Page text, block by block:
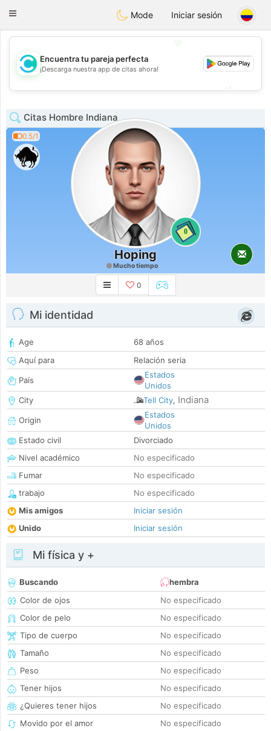
olombiaCitas
Toggle
Mode Iniciar sesión
💖
💕
Encuentra tu pareja perfecta
¡Descarga nuestra app de citas ahora!
Citas Hombre Indiana
0.5/1
0
Hoping
Mucho tiempo
0
Mi identidad
Age
68 años
Aquí para
Relación seria
País
Estados
Unidos
City
Tell City, Indiana
Origin
Estados
Unidos
Estado civil
Divorciado
Nivel académico
No especificado
Fumar
No especificado
trabajo
No especificado
Mis amigos
Iniciar sesión
Unido
Iniciar sesión
Mi física y +
Buscando
hembra
Color de ojos
No especificado
Color de pelo
No especificado
Tipo de cuerpo
No especificado
Tamaño
No especificado
Peso
No especificado
Tener hijos
No especificado
¿Quieres tener hijos
No especificado
Movido por el amor
No especificado